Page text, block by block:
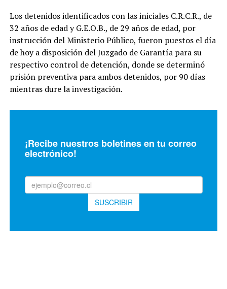
Los detenidos identificados con las iniciales C.R.C.R., de
32 años de edad y G.E.O.B., de 29 años de edad, por
instrucción del Ministerio Público, fueron puestos el día
de hoy a disposición del Juzgado de Garantía para su
respectivo control de detención, donde se determinó
prisión preventiva para ambos detenidos, por 90 días
mientras dure la investigación.